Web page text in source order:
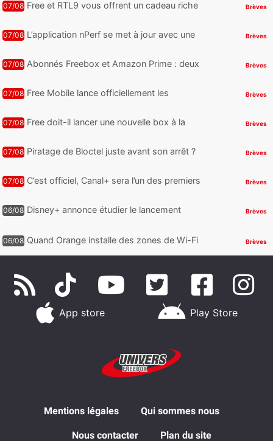
07/08 Free et RTL9 vous offrent un cadeau riche
Brèves
07/08 L’application nPerf se met à jour avec une
Brèves
07/08 Abonnés Freebox et Amazon Prime : deux
Brèves
07/08 Free Mobile lance officiellement les
cadeaux
Brèves
07/08 Free doit-il lancer une nouvelle box à la
Brèves
07/08 Piratage de Bloctel juste avant son arrêt ?
Brèves
07/08 C’est officiel, Canal+ sera l’un des premiers
Brèves
06/08 Disney+ annonce étudier le lancement
Brèves
06/08 Quand Orange installe des zones de Wi-Fi
Brèves
App store Play Store
Mentions légales Qui sommes nous
Nous contacter Plan du site